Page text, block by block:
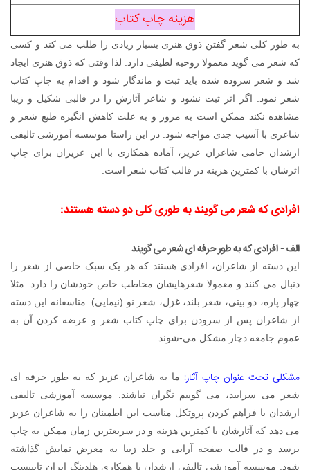
هزینه چاپ کتاب
به طور کلی شعر گفتن ذوق هنری بسیار زیادی را طلب می کند و کسی
که شعر می گوید معمولا روحیه لطیفی دارد. لذا وقتی که ذوق هنری ایجاد
شد و شعر سروده شده باید ثبت و ماندگار شود و اقدام به چاپ کتاب
شعر نمود. اگر اثر ثبت نشود و شاعر آثارش را در قالبی شکیل و زیبا
مشاهده نکند ممکن است به مرور و به علت کاهش انگیزه طبع شعر و
شاعری با آسیب جدی مواجه شود.
در این راستا موسسه آموزشی تالیفی
ارشدان حامی شاعران عزیز، آماده همکاری با این عزیزان برای چاپ
اثرشان با کمترین هزینه در قالب کتاب شعر است.
افرادی که شعر می گویند به طوری کلی دو دسته هستند:
الف - افرادی که به طور حرفه ای شعر می گویند
این دسته از شاعران، افرادی هستند که هر یک سبک خاصی از شعر را
دنبال می کنند و معمولا شعرهایشان مخاطب خاص خودشان را دارد. مثلا
چهار پاره، دو بیتی، شعر بلند، غزل، شعر نو (نیمایی). متاسفانه این دسته
از شاعران پس از سرودن برای چاپ کتاب شعر و عرضه کردن آن به
عموم جامعه دچار مشکل می-شوند.
مشکلی تحت عنوان چاپ آثار: ما به شاعران عزیز که به طور حرفه ای
شعر می سرایید، می گوییم نگران نباشند. موسسه آموزشی تالیفی
ارشدان با فراهم کردن پروتکل مناسب این اطمینان را به شاعران عزیز
می دهد که آثارشان با کمترین هزینه و در سریعترین زمان ممکن به چاپ
برسد و در قالب صفحه آرایی و جلد زیبا به معرض نمایش گذاشته
شود. موسسه آموزشی تالیفی ارشدان با همکاری هلدینگ ایران تایپیست